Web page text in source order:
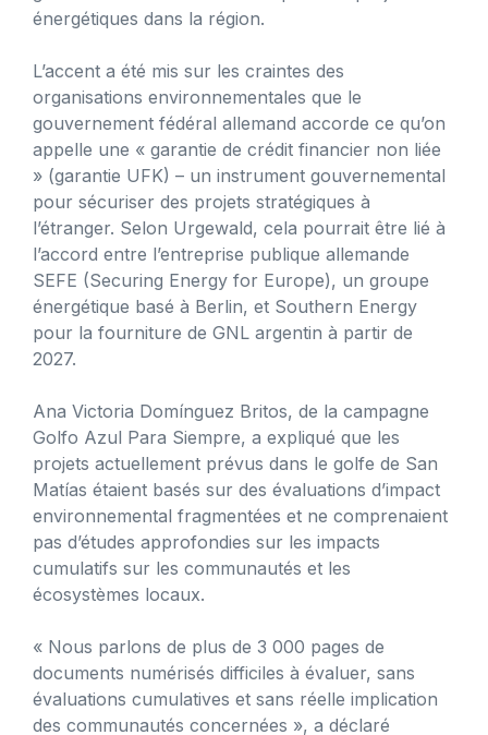
énergétiques dans la région.
L’accent a été mis sur les craintes des
organisations environnementales que le
gouvernement fédéral allemand accorde ce qu’on
appelle une « garantie de crédit financier non liée
» (garantie UFK) – un instrument gouvernemental
pour sécuriser des projets stratégiques à
l’étranger. Selon Urgewald, cela pourrait être lié à
l’accord entre l’entreprise publique allemande
SEFE (Securing Energy for Europe), un groupe
énergétique basé à Berlin, et Southern Energy
pour la fourniture de GNL argentin à partir de
2027.
Ana Victoria Domínguez Britos, de la campagne
Golfo Azul Para Siempre, a expliqué que les
projets actuellement prévus dans le golfe de San
Matías étaient basés sur des évaluations d’impact
environnemental fragmentées et ne comprenaient
pas d’études approfondies sur les impacts
cumulatifs sur les communautés et les
écosystèmes locaux.
« Nous parlons de plus de 3 000 pages de
documents numérisés difficiles à évaluer, sans
évaluations cumulatives et sans réelle implication
des communautés concernées », a déclaré